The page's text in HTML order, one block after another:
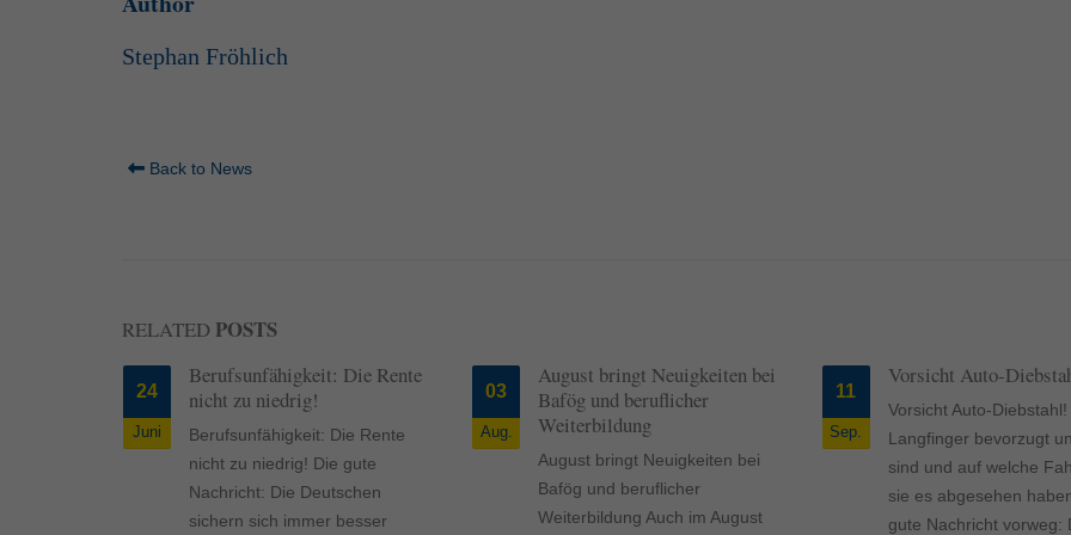
Stephan Fröhlich
Back to News
RELATED POSTS
24
Juni
Berufsunfähigkeit: Die Rente
nicht zu niedrig!
Berufsunfähigkeit: Die Rente
nicht zu niedrig! Die gute
Nachricht: Die Deutschen
sichern sich immer besser
03
Aug.
August bringt Neuigkeiten bei
Bafög und beruflicher
Weiterbildung
August bringt Neuigkeiten bei
Bafög und beruflicher
Weiterbildung Auch im August
11
Sep.
Vorsicht Auto-
Vorsicht Auto-
Langfinger bevorzugt
sind und auf welche
sie es abgesehen
gute Nachricht vorweg: